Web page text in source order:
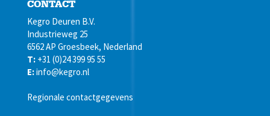
CONTACT
Kegro Deuren B.V.
Industrieweg 25
6562 AP Groesbeek, Nederland
T: +31 (0)24 399 95 55
E:info@kegro.nl
Regionale contactgegevens